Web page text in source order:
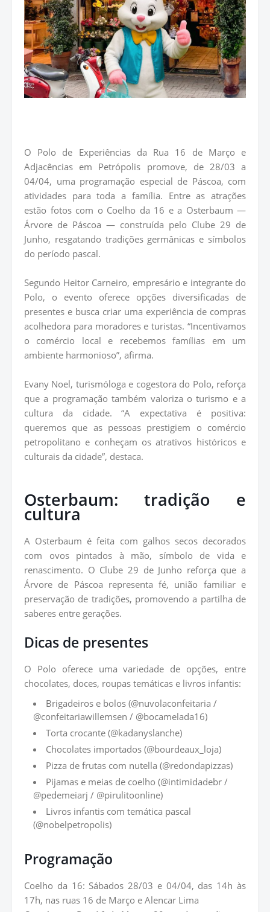
O Polo de Experiências da Rua 16 de Março e
Adjacências em Petrópolis promove, de 28/03 a
04/04, uma programação especial de Páscoa, com
atividades para toda a família. Entre as atrações
estão fotos com o Coelho da 16 e a Osterbaum —
Árvore de Páscoa — construída pelo Clube 29 de
Junho, resgatando tradições germânicas e símbolos
do período pascal.
Segundo Heitor Carneiro, empresário e integrante do
Polo, o evento oferece opções diversificadas de
presentes e busca criar uma experiência de compras
acolhedora para moradores e turistas. “Incentivamos
o comércio local e recebemos famílias em um
ambiente harmonioso”, afirma.
Evany Noel, turismóloga e cogestora do Polo, reforça
que a programação também valoriza o turismo e a
cultura da cidade. “A expectativa é positiva:
queremos que as pessoas prestigiem o comércio
petropolitano e conheçam os atrativos históricos e
culturais da cidade”, destaca.
Osterbaum: tradição e
cultura
A Osterbaum é feita com galhos secos decorados
com ovos pintados à mão, símbolo de vida e
renascimento. O Clube 29 de Junho reforça que a
Árvore de Páscoa representa fé, união familiar e
preservação de tradições, promovendo a partilha de
saberes entre gerações.
Dicas de presentes
O Polo oferece uma variedade de opções, entre
chocolates, doces, roupas temáticas e livros infantis:
Brigadeiros e bolos (@nuvolaconfeitaria /
@confeitariawillemsen / @bocamelada16)
Torta crocante (@kadanyslanche)
Chocolates importados (@bourdeaux_loja)
Pizza de frutas com nutella (@redondapizzas)
Pijamas e meias de coelho (@intimidadebr /
@pedemeiarj / @pirulitoonline)
Livros infantis com temática pascal
(@nobelpetropolis)
Programação
Coelho da 16: Sábados 28/03 e 04/04, das 14h às
17h, nas ruas 16 de Março e Alencar Lima